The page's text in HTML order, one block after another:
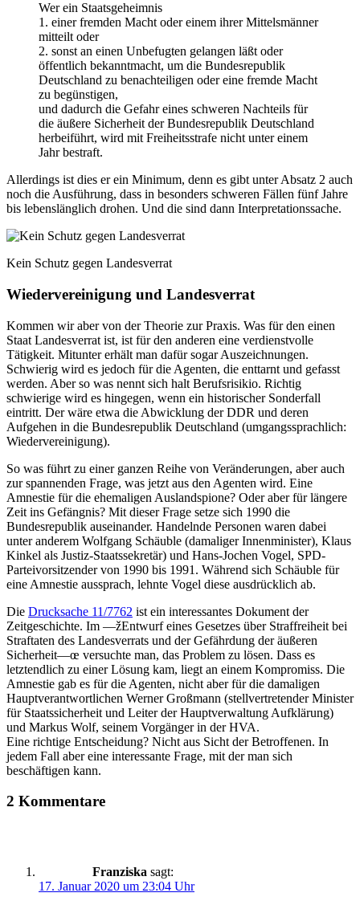
Wer ein Staatsgeheimnis
1. einer fremden Macht oder einem ihrer Mittelsmänner
mitteilt oder
2. sonst an einen Unbefugten gelangen läßt oder
öffentlich bekanntmacht, um die Bundesrepublik
Deutschland zu benachteiligen oder eine fremde Macht
zu begünstigen,
und dadurch die Gefahr eines schweren Nachteils für
die äußere Sicherheit der Bundesrepublik Deutschland
herbeiführt, wird mit Freiheitsstrafe nicht unter einem
Jahr bestraft.
Allerdings ist dies er ein Minimum, denn es gibt unter Absatz 2 auch
noch die Ausführung, dass in besonders schweren Fällen fünf Jahre
bis lebenslänglich drohen. Und die sind dann Interpretationssache.
Kein Schutz gegen Landesverrat
Wiedervereinigung und Landesverrat
Kommen wir aber von der Theorie zur Praxis. Was für den einen
Staat Landesverrat ist, ist für den anderen eine verdienstvolle
Tätigkeit. Mitunter erhält man dafür sogar Auszeichnungen.
Schwierig wird es jedoch für die Agenten, die enttarnt und gefasst
werden. Aber so was nennt sich halt Berufsrisikio. Richtig
schwierige wird es hingegen, wenn ein historischer Sonderfall
eintritt. Der wäre etwa die Abwicklung der DDR und deren
Aufgehen in die Bundesrepublik Deutschland (umgangssprachlich:
Wiedervereinigung).
So was führt zu einer ganzen Reihe von Veränderungen, aber auch
zur spannenden Frage, was jetzt aus den Agenten wird. Eine
Amnestie für die ehemaligen Auslandspione? Oder aber für längere
Zeit ins Gefängnis? Mit dieser Frage setze sich 1990 die
Bundesrepublik auseinander. Handelnde Personen waren dabei
unter anderem Wolfgang Schäuble (damaliger Innenminister), Klaus
Kinkel als Justiz-Staatssekretär) und Hans-Jochen Vogel, SPD-
Parteivorsitzender von 1990 bis 1991. Während sich Schäuble für
eine Amnestie aussprach, lehnte Vogel diese ausdrücklich ab.
Die Drucksache 11/7762 ist ein interessantes Dokument der
Zeitgeschichte. Im —žEntwurf eines Gesetzes über Straffreiheit bei
Straftaten des Landesverrats und der Gefährdung der äußeren
Sicherheit—œ versuchte man, das Problem zu lösen. Dass es
letztendlich zu einer Lösung kam, liegt an einem Kompromiss. Die
Amnestie gab es für die Agenten, nicht aber für die damaligen
Hauptverantwortlichen Werner Großmann (stellvertretender Minister
für Staatssicherheit und Leiter der Hauptverwaltung Aufklärung)
und Markus Wolf, seinem Vorgänger in der HVA.
Eine richtige Entscheidung? Nicht aus Sicht der Betroffenen. In
jedem Fall aber eine interessante Frage, mit der man sich
beschäftigen kann.
2 Kommentare
Franziska sagt:
17. Januar 2020 um 23:04 Uhr